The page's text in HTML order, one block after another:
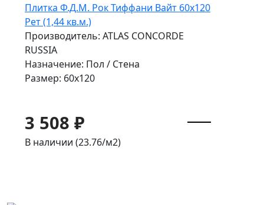
Плитка Ф.Д.М. Pок Тиффани Вайт 60x120
Рет (1,44 кв.м.)
Производитель: ATLAS CONCORDE
RUSSIA
Назначение: Пол / Стена
Размер: 60x120
3 508 ₽
В наличии (23.76/м2)